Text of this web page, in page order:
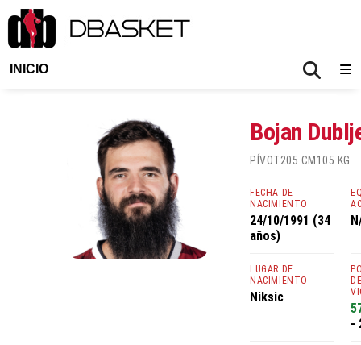
INICIO
Bojan
PÍVOT205 CM 105 KG
FECHA DE
NACIMIENTO
24/10/1991 (34
años)
LUGAR DE
NACIMIENTO
Niksic
-